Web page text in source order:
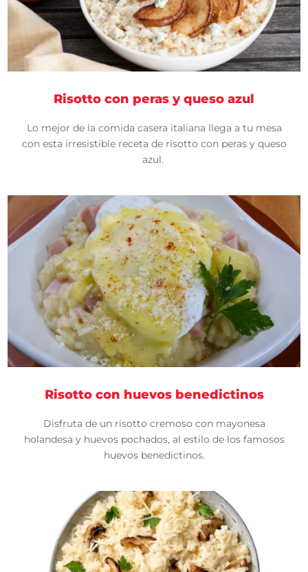
Risotto con peras y queso azul
Lo mejor de la comida casera italiana llega a tu mesa
con esta irresistible receta de risotto con peras y queso
azul.
Risotto con huevos benedictinos
Disfruta de un risotto cremoso con mayonesa
holandesa y huevos pochados, al estilo de los famosos
huevos benedictinos.